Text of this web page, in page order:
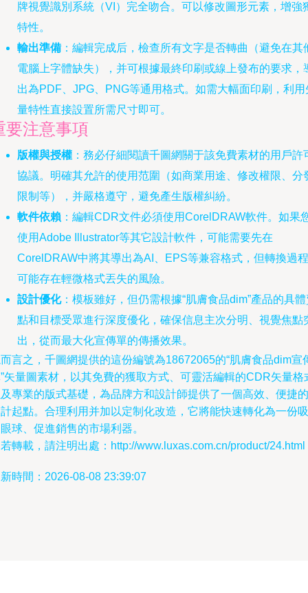
牌視覺識別系統（VI）完全吻合。可以修改圖形元素，增強
特性。
輸出準備 ：編輯完成后，檢查所有文字是否轉曲（避免在其
電腦上字體缺失），并可根據最終印刷或線上發布的要求，
出為PDF、JPG、PNG等通用格式。如需大幅面印刷，利用
量特性直接設置所需尺寸即可。
要注意事項
版權與授權 ：務必仔細閱讀千圖網關于該免費素材的用戶許
協議。明確其允許的使用范圍（如商業用途、修改權限、分
限制等），并嚴格遵守，避免產生版權糾紛。
軟件依賴 ：編輯CDR文件必須使用CorelDRAW軟件。如果
使用Adobe Illustrator等其它設計軟件，可能需要先在
CorelDRAW中將其導出為AI、EPS等兼容格式，但轉換過程
可能存在輕微格式丟失的風險。
設計優化：模板雖好，但仍需根據“肌膚食品dim”產品的具
點和目標受眾進行深度優化，確保信息主次分明、視覺焦點
出，從而最大化宣傳單的傳播效果。
言之，千圖網提供的這份編號為18672065的“肌膚食品dim宣
矢量圖素材，以其免費的獲取方式、可靈活編輯的CDR矢量格
專業的版式基礎，為品牌方和設計師提供了一個高效、便捷的
起點。合理利用并加以定制化改造，它將能快速轉化為一份吸
球、促進銷售的市場利器。
轉載，請注明出處：http://www.luxas.com.cn/product/24.html
時間：2026-08-08 23:39:07